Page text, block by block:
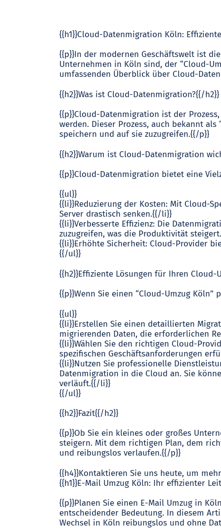
{{h1}}Cloud-Datenmigration Köln:
{{p}}In der modernen Geschäftswelt ist
Unternehmen in Köln sind, der “Cloud-
umfassenden Überblick über Cloud-
{{h2}}Was ist Cloud-Datenmigration?{{/h2}}
{{p}}Cloud-Datenmigration ist der
werden. Dieser Prozess, auch bekannt
speichern und auf sie zuzugreifen.{{/p}}
{{h2}}Warum ist Cloud-Datenmigration
{{p}}Cloud-Datenmigration bietet eine
{{ul}}
{{li}}Reduzierung der Kosten: Mit Cloud-
Server drastisch senken.{{/li}}
{{li}}Verbesserte Effizienz: Die
zuzugreifen, was die Produktivität
{{li}}Erhöhte Sicherheit: Cloud-Provider
{{/ul}}
{{h2}}Effiziente Lösungen für Ihren Cloud-
{{p}}Wenn Sie einen “Cloud-Umzug
{{ul}}
{{li}}Erstellen Sie einen detaillierten
migrierenden Daten, die erforderlichen
{{li}}Wählen Sie den richtigen Cloud-
spezifischen Geschäftsanforderungen
{{li}}Nutzen Sie professionelle
Datenmigration in die Cloud an. Sie
verläuft.{{/li}}
{{/ul}}
{{h2}}Fazit{{/h2}}
{{p}}Ob Sie ein kleines oder großes
steigern. Mit dem richtigen Plan, dem
und reibungslos verlaufen.{{/p}}
{{h4}}Kontaktieren Sie uns heute, um
{{h1}}E-Mail Umzug Köln: Ihr effizienter
{{p}}Planen Sie einen E-Mail Umzug in
entscheidender Bedeutung. In diesem
Wechsel in Köln reibungslos und ohne